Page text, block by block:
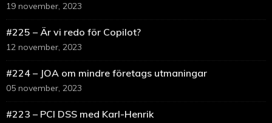
19 november, 2023
#225 – Är vi redo för Copilot?
12 november, 2023
#224 – JOA om mindre företags utmaningar
05 november, 2023
#223 – PCI DSS med Karl-Henrik